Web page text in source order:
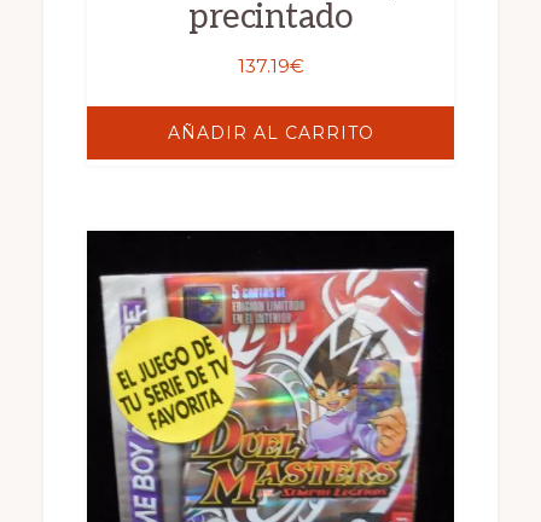
precintado
137.19€
AÑADIR AL CARRITO